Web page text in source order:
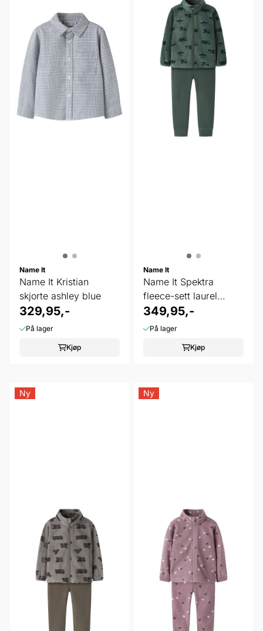
Name It
Name It Kristian
skjorte ashley blue
329,95,-
På lager
Kjøp
Name It
Name It Spektra
fleece-sett laurel
wreath ...
349,95,-
På lager
Kjøp
Ny Ny